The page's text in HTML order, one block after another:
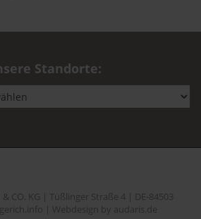
Standorte:
CO. KG | Tüßlinger Straße 4 | DE-84503
| Webdesign by audaris.de